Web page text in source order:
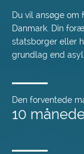
Du vil ansøge
Danmark. Din
statsborger eller
grundlag end asyl.
Den forventede
10